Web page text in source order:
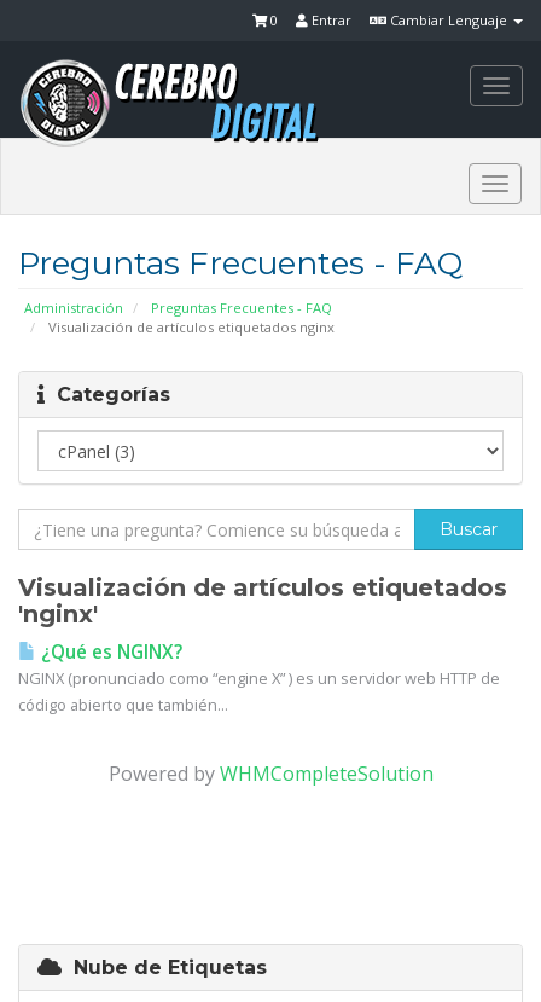
Cambiar Lenguaje
Entrar
0
Preguntas Frecuentes - FAQ
Administración
Preguntas Frecuentes - FAQ
Visualización de artículos etiquetados nginx
Categorías
Visualización de artículos etiquetados
'nginx'
¿Qué es NGINX?
NGINX (pronunciado como “engine X” ) es un servidor web HTTP de
código abierto que también...
Powered byWHMCompleteSolution
Nube de Etiquetas